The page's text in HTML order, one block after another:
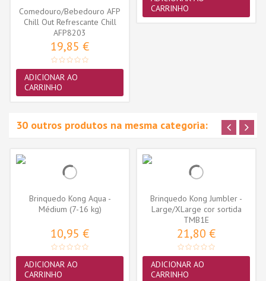
Comedouro/Bebedouro AFP
Chill Out Refrescante Chill
500ml
AFP8203
19,85 €
ADICIONAR AO
CARRINHO
CARRINHO
30 outros produtos na mesma categoria:
Brinquedo Kong Aqua -
Médium (7-16 kg)
10,95 €
ADICIONAR AO
CARRINHO
Brinquedo Kong Jumbler -
Large/XLarge cor sortida
(TMB1E)
TMB1E
21,80 €
ADICIONAR AO
CARRINHO